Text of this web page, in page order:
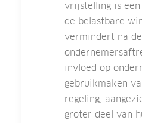
vrijstelling is een
de belastbare
vermindert na de
invloed op
gebruikmaken
regeling,
groter deel van